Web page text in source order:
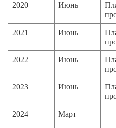
2020 Июнь
2021 Июнь
2022 Июнь
2023 Июнь
2024 Март